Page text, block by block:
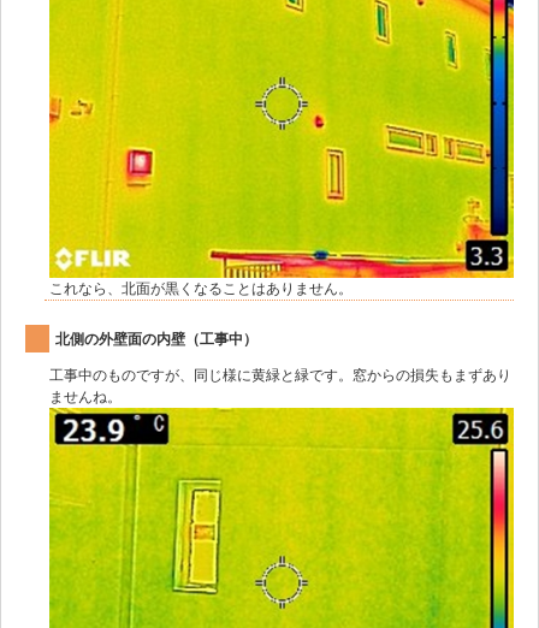
これなら、北面が黒くなることはありません。
北側の外壁面の内壁（工事中）
工事中のものですが、同じ様に黄緑と緑です。窓からの損失もまずあり
ませんね。